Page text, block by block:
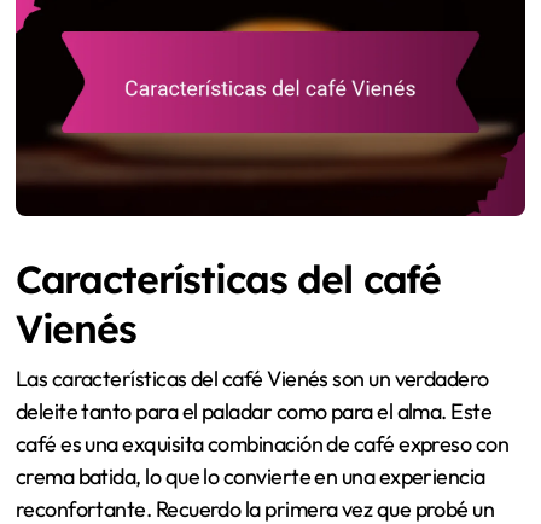
Características del café
Vienés
Las características del café Vienés son un verdadero
deleite tanto para el paladar como para el alma. Este
café es una exquisita combinación de café expreso con
crema batida, lo que lo convierte en una experiencia
reconfortante. Recuerdo la primera vez que probé un